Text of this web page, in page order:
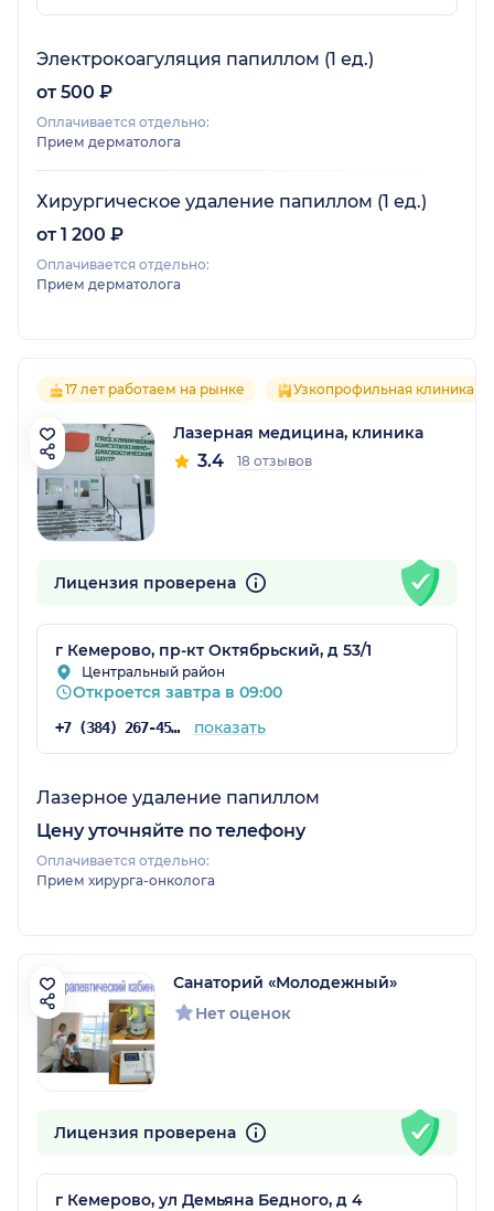
Электрокоагуляция папиллом (1 ед.)
от 500 ₽
Оплачивается отдельно:
Прием дерматолога
Хирургическое удаление папиллом (1 ед.)
от 1 200 ₽
Оплачивается отдельно:
Прием дерматолога
17 лет работаем на рынке Узкопрофильная клиника
Лазерная медицина, клиника
3.4 18 отзывов
Лицензия проверена
г Кемерово, пр-кт Октябрьский, д 53/1
Центральный район
Откроется завтра в 09:00
+7 (384) 267-45-42 показать
Лазерное удаление папиллом
Цену уточняйте по телефону
Оплачивается отдельно:
Прием хирурга-онколога
Санаторий «Молодежный»
Нет оценок
Лицензия проверена
г Кемерово, ул Демьяна Бедного, д 4